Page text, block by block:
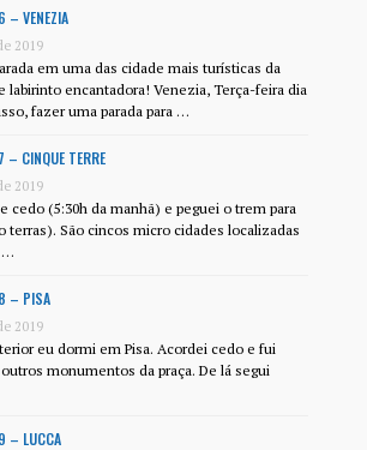
– VENEZIA
2019
em uma das cidade mais turísticas da
labirinto encantadora! Venezia, Terça-feira dia
fazer uma parada para …
– CINQUE TERRE
2019
cedo (5:30h da manhã) e peguei o trem para
terras). São cincos micro cidades localizadas
…
– PISA
2019
eu dormi em Pisa. Acordei cedo e fui
monumentos da praça. De lá segui
– LUCCA